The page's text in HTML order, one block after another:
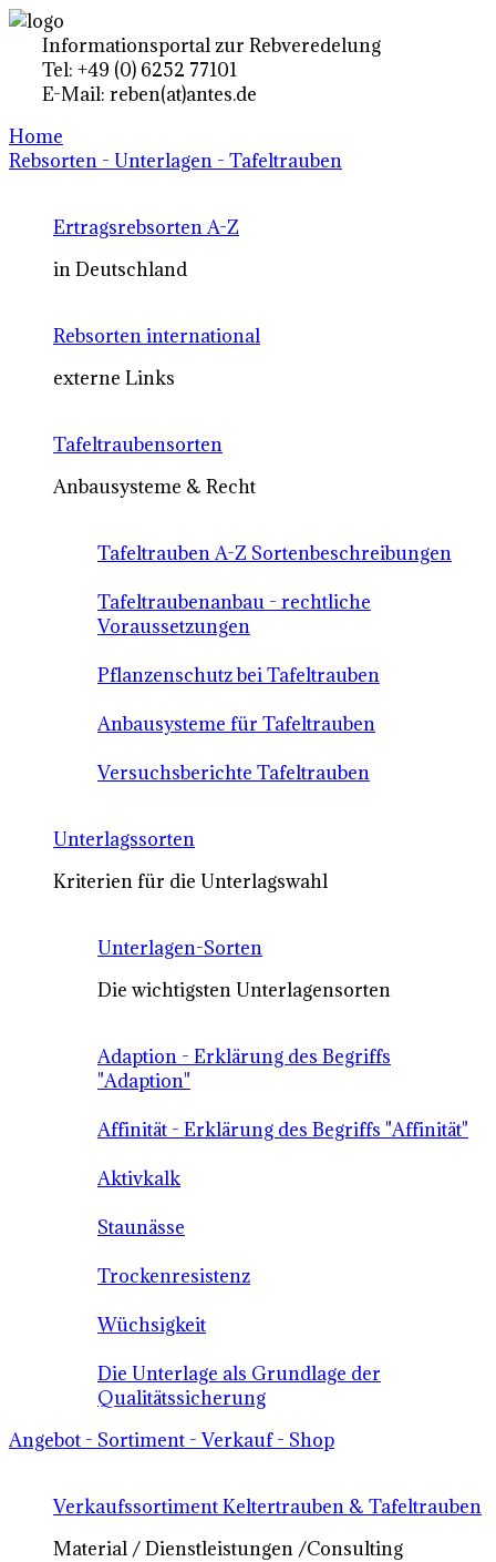
Informationsportal zur Rebveredelung
Tel: +49 (0) 6252 77101
E-Mail: reben(at)antes.de
Home
Rebsorten - Unterlagen - Tafeltrauben
Ertragsrebsorten A-Z
in Deutschland
Rebsorten international
externe Links
Tafeltraubensorten
Anbausysteme & Recht
Tafeltrauben A-Z Sortenbeschreibungen
Tafeltraubenanbau - rechtliche
Voraussetzungen
Pflanzenschutz bei Tafeltrauben
Anbausysteme für Tafeltrauben
Versuchsberichte Tafeltrauben
Unterlagssorten
Kriterien für die Unterlagswahl
Unterlagen-Sorten
Die wichtigsten Unterlagensorten
Adaption - Erklärung des Begriffs
"Adaption"
Affinität - Erklärung des Begriffs "Affinität"
Aktivkalk
Staunässe
Trockenresistenz
Wüchsigkeit
Die Unterlage als Grundlage der
Qualitätssicherung
Angebot - Sortiment - Verkauf - Shop
Verkaufssortiment Keltertrauben & Tafeltrauben
Material / Dienstleistungen /Consulting